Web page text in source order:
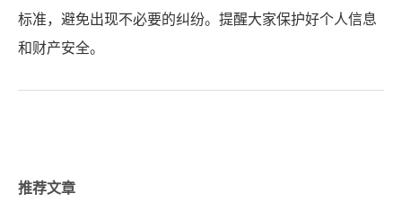
标准，避免出现不必要的纠纷。提醒大家保护好个人信息
和财产安全。
推荐文章